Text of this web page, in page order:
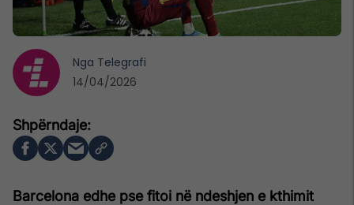
Barcelona edhe pse fitoi në ndeshjen e kthimit
Nga Telegrafi
14/04/2026